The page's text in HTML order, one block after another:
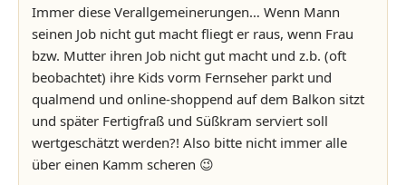
Immer diese Verallgemeinerungen… Wenn Mann
seinen Job nicht gut macht fliegt er raus, wenn Frau
bzw. Mutter ihren Job nicht gut macht und z.b. (oft
beobachtet) ihre Kids vorm Fernseher parkt und
qualmend und online-shoppend auf dem Balkon sitzt
und später Fertigfraß und Süßkram serviert soll
wertgeschätzt werden?! Also bitte nicht immer alle
über einen Kamm scheren 😉